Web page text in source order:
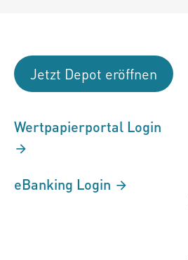
Jetzt Depot eröffnen
Wertpapierportal Login
eBanking Login